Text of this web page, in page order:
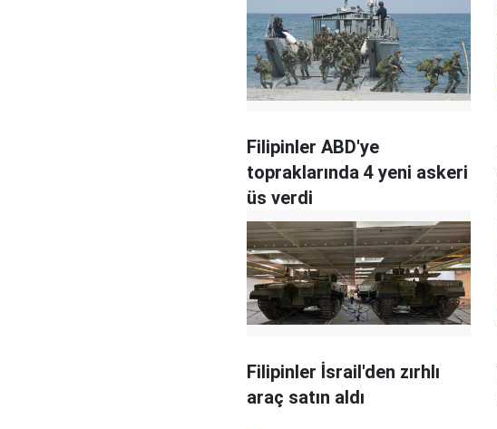
Filipinler ABD'ye
topraklarında 4 yeni askeri
üs verdi
Filipinler İsrail'den zırhlı
araç satın aldı